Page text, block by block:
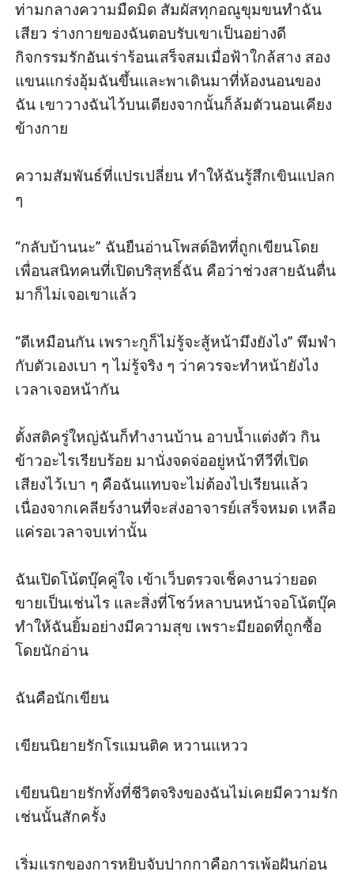
ท่ามกลางความมืดมิด สัมผัสทุกอณูขุมขนทำฉัน
เสียว ร่างกายของฉันตอบรับเขาเป็นอย่างดี
กิจกรรมรักอันเร่าร้อนเสร็จสมเมื่อฟ้าใกล้สาง สอง
แขนแกร่งอุ้มฉันขึ้นและพาเดินมาที่ห้องนอนของ
ฉัน เขาวางฉันไว้บนเตียงจากนั้นก็ล้มตัวนอนเคียง
ข้างกาย
ความสัมพันธ์ที่แปรเปลี่ยน ทำให้ฉันรู้สึกเขินแปลก
ๆ
“กลับบ้านนะ” ฉันยืนอ่านโพสต์อิทที่ถูกเขียนโดย
เพื่อนสนิทคนที่เปิดบริสุทธิ์ฉัน คือว่าช่วงสายฉันตื่น
มาก็ไม่เจอเขาแล้ว
“ดีเหมือนกัน เพราะกูก็ไม่รู้จะสู้หน้ามึงยังไง” พึมพำ
กับตัวเองเบา ๆ ไม่รู้จริง ๆ ว่าควรจะทำหน้ายังไง
เวลาเจอหน้ากัน
ตั้งสติครู่ใหญ่ฉันก็ทำงานบ้าน อาบน้ำแต่งตัว กิน
ข้าวอะไรเรียบร้อย มานั่งจดจ่ออยู่หน้าทีวีที่เปิด
เสียงไว้เบา ๆ คือฉันแทบจะไม่ต้องไปเรียนแล้ว
เนื่องจากเคลียร์งานที่จะส่งอาจารย์เสร็จหมด เหลือ
แค่รอเวลาจบเท่านั้น
ฉันเปิดโน้ตบุ๊คคู่ใจ เข้าเว็บตรวจเช็คงานว่ายอด
ขายเป็นเช่นไร และสิ่งที่โชว์หลาบนหน้าจอโน้ตบุ๊ค
ทำให้ฉันยิ้มอย่างมีความสุข เพราะมียอดที่ถูกซื้อ
โดยนักอ่าน
ฉันคือนักเขียน
เขียนนิยายรักโรแมนติค หวานแหวว
เขียนนิยายรักทั้งที่ชีวิตจริงของฉันไม่เคยมีความรัก
เช่นนั้นสักครั้ง
เริ่มแรกของการหยิบจับปากกาคือการเพ้อฝันก่อน